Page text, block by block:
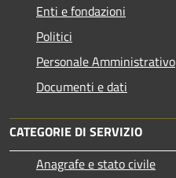
Enti e fondazioni
Politici
Personale Amministrativo
Documenti e dati
CATEGORIE DI SERVIZIO
Anagrafe e stato civile